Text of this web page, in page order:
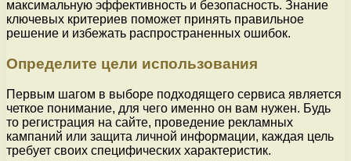
максимальную эффективность и безопасность. Знание
ключевых критериев поможет принять правильное
решение и избежать распространенных ошибок.
Определите цели использования
Первым шагом в выборе подходящего сервиса является
четкое понимание, для чего именно он вам нужен. Будь
то регистрация на сайте, проведение рекламных
кампаний или защита личной информации, каждая цель
требует своих специфических характеристик.